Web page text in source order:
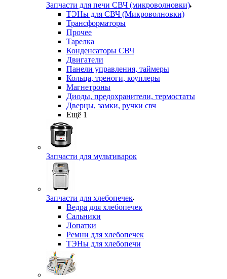
Запчасти для печи СВЧ (микроволновки)
ТЭНы для СВЧ (Микроволновки)
Трансформаторы
Прочее
Тарелка
Конденсаторы СВЧ
Двигатели
Панели управления, таймеры
Кольца, треноги, коуплеры
Магнетроны
Диоды, предохранители, термостаты
Дверцы, замки, ручки свч
Ещё 1
Запчасти для мультиварок
Запчасти для хлебопечек
Ведра для хлебопечек
Сальники
Лопатки
Ремни для хлебопечек
ТЭНы для хлебопечи